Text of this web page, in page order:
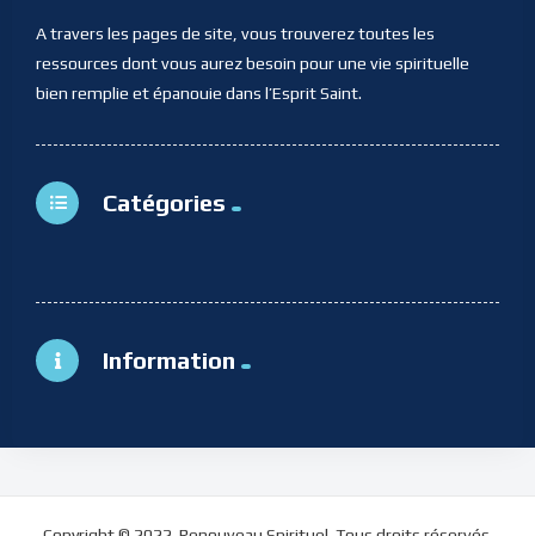
A travers les pages de site, vous trouverez toutes les
ressources dont vous aurez besoin pour une vie spirituelle
bien remplie et épanouie dans l’Esprit Saint.
Catégories
Information